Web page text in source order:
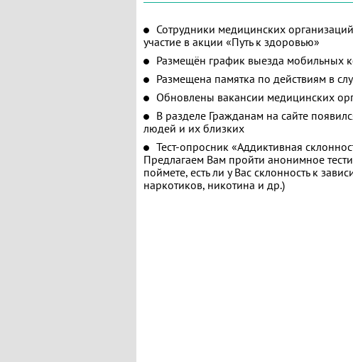
Сотрудники медицинских
участие в акции «Путь к здоровью»
Размещён график выезда мобильных
Размещена памятка по действиям в
Обновлены вакансии медицинских
В разделе Гражданам на сайте
людей и их близких
Тест-опросник «Аддиктивная
Предлагаем Вам пройти анонимное
поймете, есть ли у Вас склонность к
наркотиков, никотина и др.)